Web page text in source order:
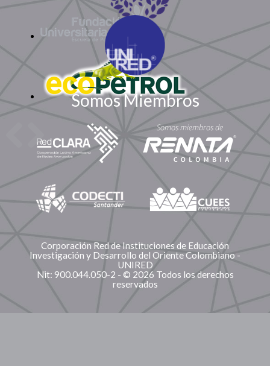
Somos Miembros
Corporación Red de Instituciones de Educación
Investigación y Desarrollo del Oriente Colombiano -
UNIRED
Nit: 900.044.050-2 - © 2026 Todos los derechos
reservados